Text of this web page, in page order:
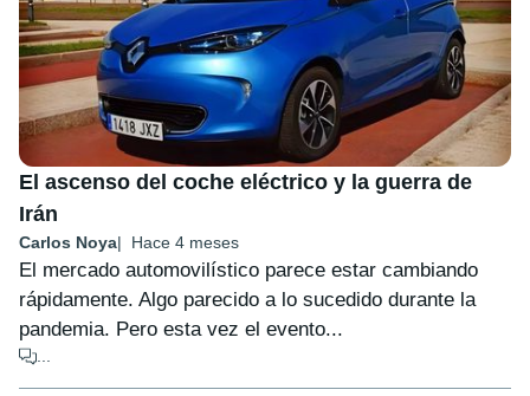
El ascenso del coche eléctrico y la guerra de
Irán
Carlos Noya Hace 4 meses
El mercado automovilístico parece estar cambiando
rápidamente. Algo parecido a lo sucedido durante la
pandemia. Pero esta vez el evento...